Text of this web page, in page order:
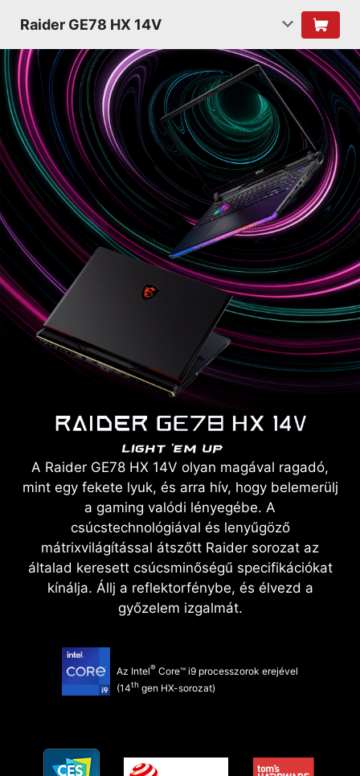
Raider GE78 HX 14V
A Raider GE78 HX 14V olyan magával ragadó,
mint egy fekete lyuk, és arra hív, hogy belemerülj
a gaming valódi lényegébe. A
csúcstechnológiával és lenyűgöző
mátrixvilágítással átszőtt Raider sorozat az
általad keresett csúcsminőségű specifikációkat
kínálja. Állj a reflektorfénybe, és élvezd a
győzelem izgalmát.
Az Intel® Core™ i9 processzorok erejével
(14th gen HX-sorozat)